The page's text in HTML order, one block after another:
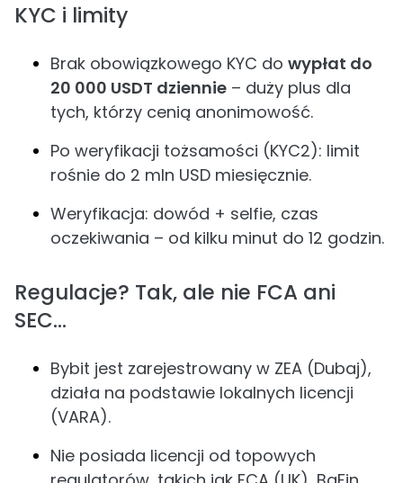
KYC i limity
Brak obowiązkowego KYC do wypłat do
20 000 USDT dziennie – duży plus dla
tych, którzy cenią anonimowość.
Po weryfikacji tożsamości (KYC2): limit
rośnie do 2 mln USD miesięcznie.
Weryfikacja: dowód + selfie, czas
oczekiwania – od kilku minut do 12 godzin.
Regulacje? Tak, ale nie FCA ani
SEC…
Bybit jest zarejestrowany w ZEA (Dubaj),
działa na podstawie lokalnych licencji
(VARA).
Nie posiada licencji od topowych